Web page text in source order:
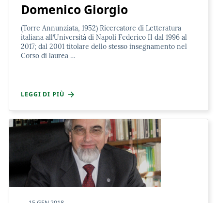
Domenico Giorgio
(Torre Annunziata, 1952) Ricercatore di Letteratura
italiana all’Università di Napoli Federico II dal 1996 al
2017; dal 2001 titolare dello stesso insegnamento nel
Corso di laurea …
LEGGI DI PIÙ